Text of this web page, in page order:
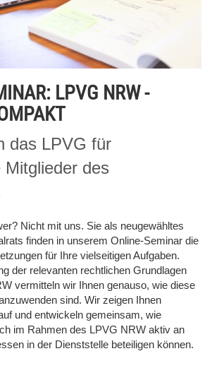
LPVG NRW -
das LPVG für
Mitglieder des
Nicht mit uns. Sie als neugewähltes
finden in unserem Online-Seminar die
für Ihre vielseitigen Aufgaben.
der relevanten rechtlichen Grundlagen
vermitteln wir Ihnen genauso, wie diese
sind. Wir zeigen Ihnen
und entwickeln gemeinsam, wie
im Rahmen des LPVG NRW aktiv an
in der Dienststelle beteiligen können.